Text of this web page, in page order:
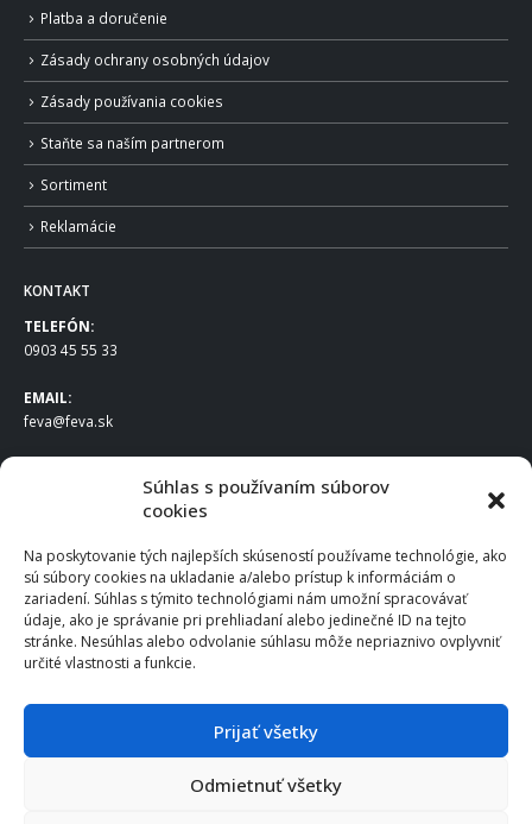
Súhlas s používaním súborov
cookies
Na poskytovanie tých najlepších skúseností používame technológie, ako
sú súbory cookies na ukladanie a/alebo prístup k informáciám o
zariadení. Súhlas s týmito technológiami nám umožní spracovávať
údaje, ako je správanie pri prehliadaní alebo jedinečné ID na tejto
stránke. Nesúhlas alebo odvolanie súhlasu môže nepriaznivo ovplyvniť
určité vlastnosti a funkcie.
Prijať všetky
Odmietnuť všetky
Platba a doručenie
Zásady ochrany osobných údajov
Zásady používania cookies
Staňte sa naším partnerom
Sortiment
Reklamácie
KONTAKT
TELEFÓN:
0903 45 55 33
EMAIL:
feva@feva.sk
FEVA Slovakia SK s.r.o.
831 04 Bratislava
IČO: 50922688
DIČ: 2120539388
IČ DPH: SK2120539388
Po – Pia: 8:00 – 16:30